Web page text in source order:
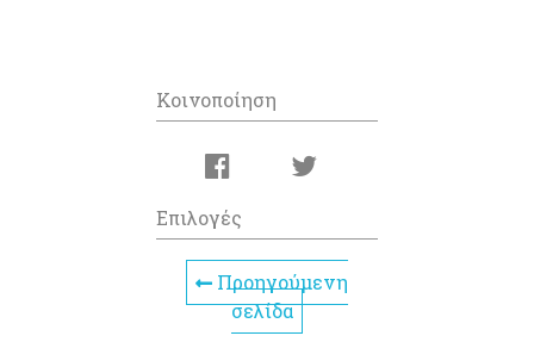
Κοινοποίηση
Επιλογές
Προηγούμενη
σελίδα